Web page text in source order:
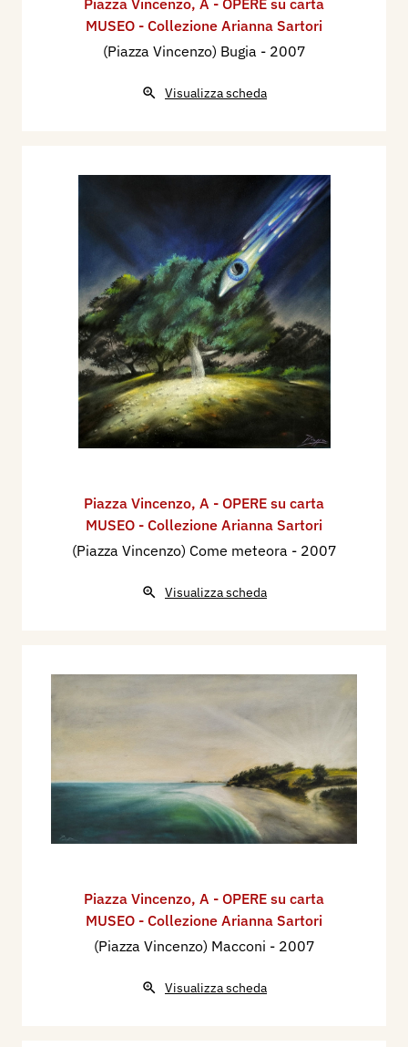
Piazza Vincenzo, A - OPERE su carta
MUSEO - Collezione Arianna Sartori
(Piazza Vincenzo) Bugia - 2007
Visualizza scheda
Piazza Vincenzo, A - OPERE su carta
MUSEO - Collezione Arianna Sartori
(Piazza Vincenzo) Come meteora - 2007
Visualizza scheda
Piazza Vincenzo, A - OPERE su carta
MUSEO - Collezione Arianna Sartori
(Piazza Vincenzo) Macconi - 2007
Visualizza scheda